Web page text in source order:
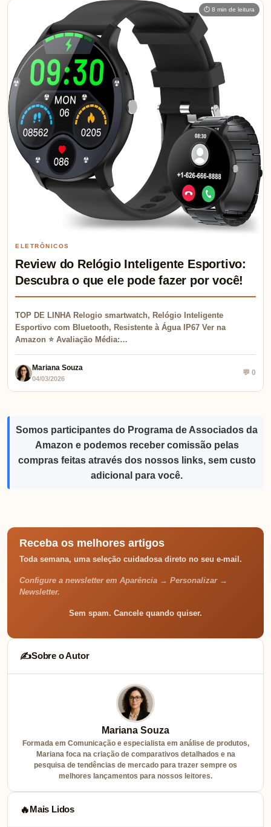
⏱ 8 min de leitura
ELETRÔNICOS
Review do Relógio Inteligente Esportivo:
Descubra o que ele pode fazer por você!
TOP DE LINHA Relogio smartwatch, Relógio Inteligente
Esportivo com Bluetooth, Resistente à Água IP67 Ver na
Amazon ⭐ Avaliação Média:…
Mariana Souza
04/03/2026
💬 0
Somos participantes do Programa de Associados da
Amazon e podemos receber comissão pelas
compras feitas através dos nossos links, sem custo
adicional para você.
Receba os melhores artigos
Toda semana, uma seleção cuidadosa direto no seu e-mail.
Configure a newsletter em Aparência → Personalizar →
Newsletter.
Sem spam. Cancele quando quiser.
✍️Sobre o Autor
Mariana Souza
Formada em Comunicação e especialista em análise de produtos,
Mariana foca na criação de comparativos detalhados e na
pesquisa de tendências de mercado para trazer sempre os
melhores lançamentos para nossos leitores.
🔥Mais Lidos